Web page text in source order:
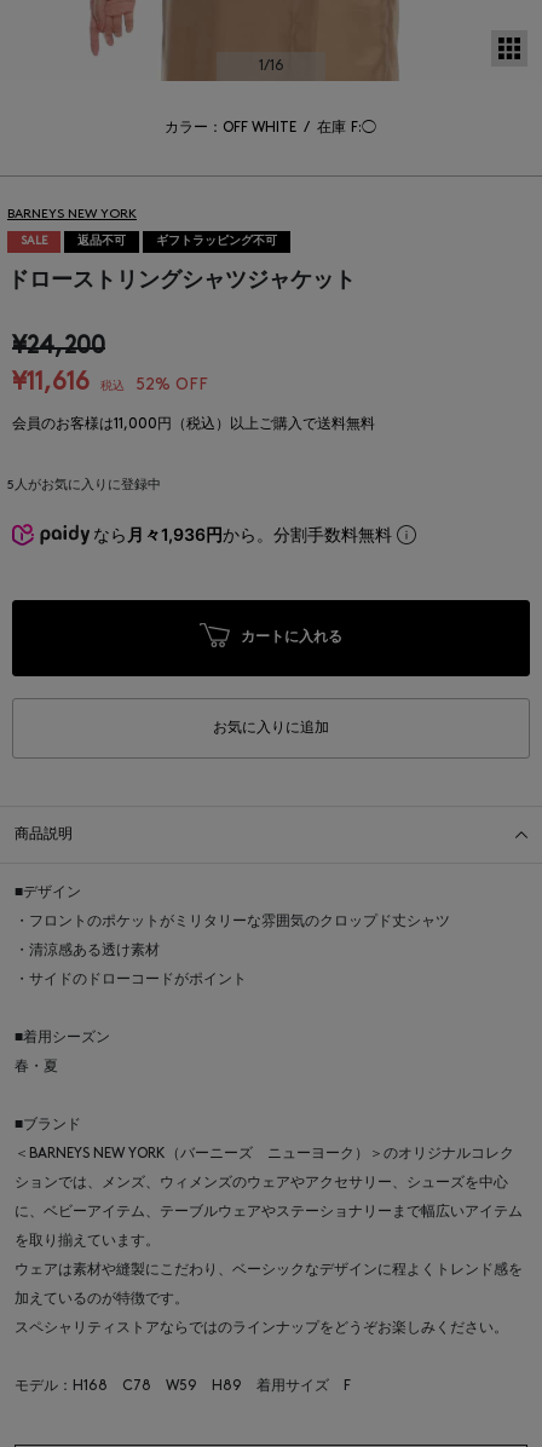
1/16
カラー：OFF WHITE / 在庫 F:◯
BARNEYS NEW YORK
SALE 返品不可 ギフトラッピング不可
ドローストリングシャツジャケット
¥24,200
¥11,616
税込 52% OFF
会員のお客様は11,000円（税込）以上ご購入で送料無料
5 人がお気に入りに登録中
なら 月々1,936円から。分割手数料無料
カートに入れる
お気に入りに追加
商品説明
■デザイン
・フロントのポケットがミリタリーな雰囲気のクロップド丈シャツ
・清涼感ある透け素材
・サイドのドローコードがポイント
■着用シーズン
春・夏
■ブランド
＜BARNEYS NEW YORK（バーニーズ ニューヨーク）＞のオリジナルコレク
ションでは、メンズ、ウィメンズのウェアやアクセサリー、シューズを中心
に、ベビーアイテム、テーブルウェアやステーショナリーまで幅広いアイテム
を取り揃えています。
ウェアは素材や縫製にこだわり、ベーシックなデザインに程よくトレンド感を
加えているのが特徴です。
スペシャリティストアならではのラインナップをどうぞお楽しみください。
モデル：H168 C78 W59 H89 着用サイズ F